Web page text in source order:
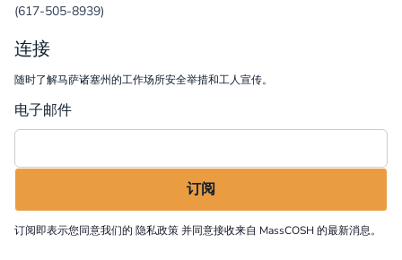
(617-505-8939)
连接
随时了解马萨诸塞州的工作场所安全举措和工人宣传。
电子邮件
订阅即表示您同意我们的 隐私政策并同意接收来自 MassCOSH 的最新消息。